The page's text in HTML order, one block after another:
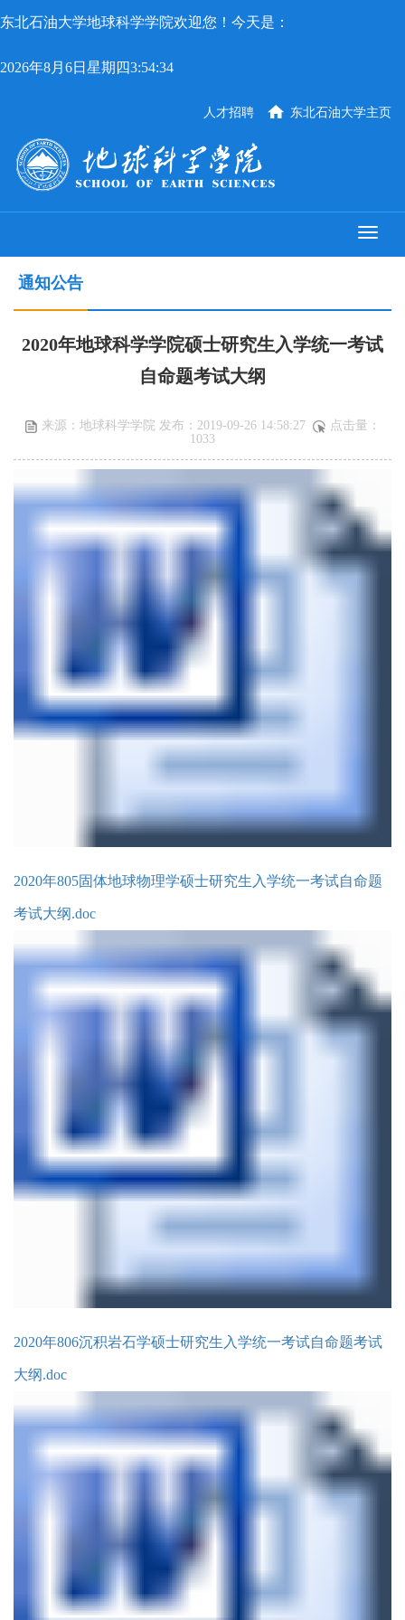
东北石油大学地球科学学院欢迎您！今天是：
2026年8月6日星期四3:54:34
东北石油大学主页
人才招聘
通知公告
2020年地球科学学院硕士研究生入学统一考试
自命题考试大纲
来源：地球科学学院 发布：2019-09-26 14:58:27
点击量：
1033
2020年805固体地球物理学硕士研究生入学统一考试自命题
考试大纲.doc
2020年806沉积岩石学硕士研究生入学统一考试自命题考试
大纲.doc